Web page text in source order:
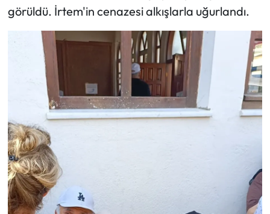
görüldü. İrtem'in cenazesi alkışlarla uğurlandı.